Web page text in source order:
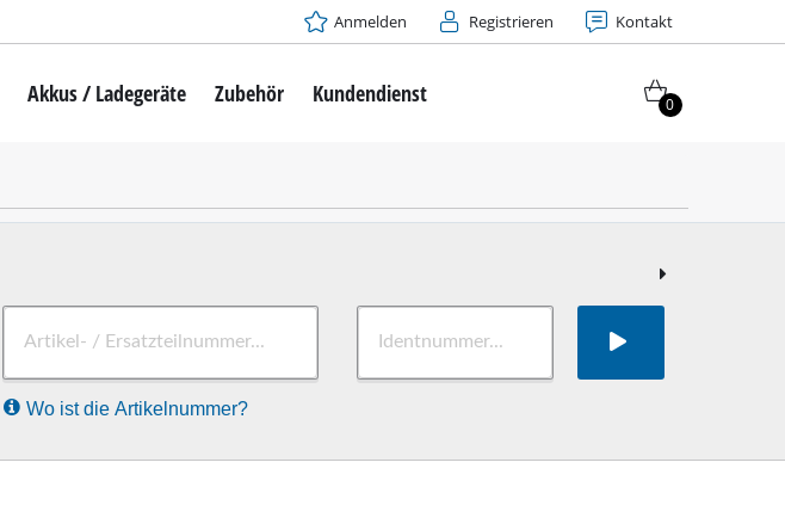
Anmelden Registrieren Kontakt
Akkus / Ladegeräte Zubehör Kundendienst 0
Wo ist die Artikelnummer?